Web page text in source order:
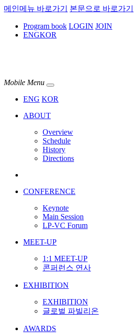
메인메뉴 바로가기 본문으로 바로가기
Program book LOGIN JOIN
ENGKOR
Mobile Menu
ENG KOR
ABOUT
Overview
Schedule
History
Directions
CONFERENCE
Keynote
Main Session
LP-VC Forum
MEET-UP
1:1 MEET-UP
콘퍼런스 연사
EXHIBITION
EXHIBITION
글로벌 파빌리온
AWARDS